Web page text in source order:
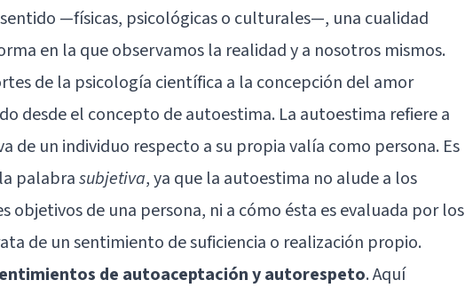
—físicas, psicológicas o culturales—, una cualidad
en la que observamos la realidad y a nosotros mismos.
de la psicología científica a la concepción del amor
desde el concepto de autoestima. La autoestima refiere a
de un individuo respecto a su propia valía como persona. Es
palabrasubjetiva, ya que la autoestima no alude a los
objetivos de una persona, ni a cómo ésta es evaluada por los
de un sentimiento de suficiencia o realización propio.
de autoaceptación y autorespeto. Aquí